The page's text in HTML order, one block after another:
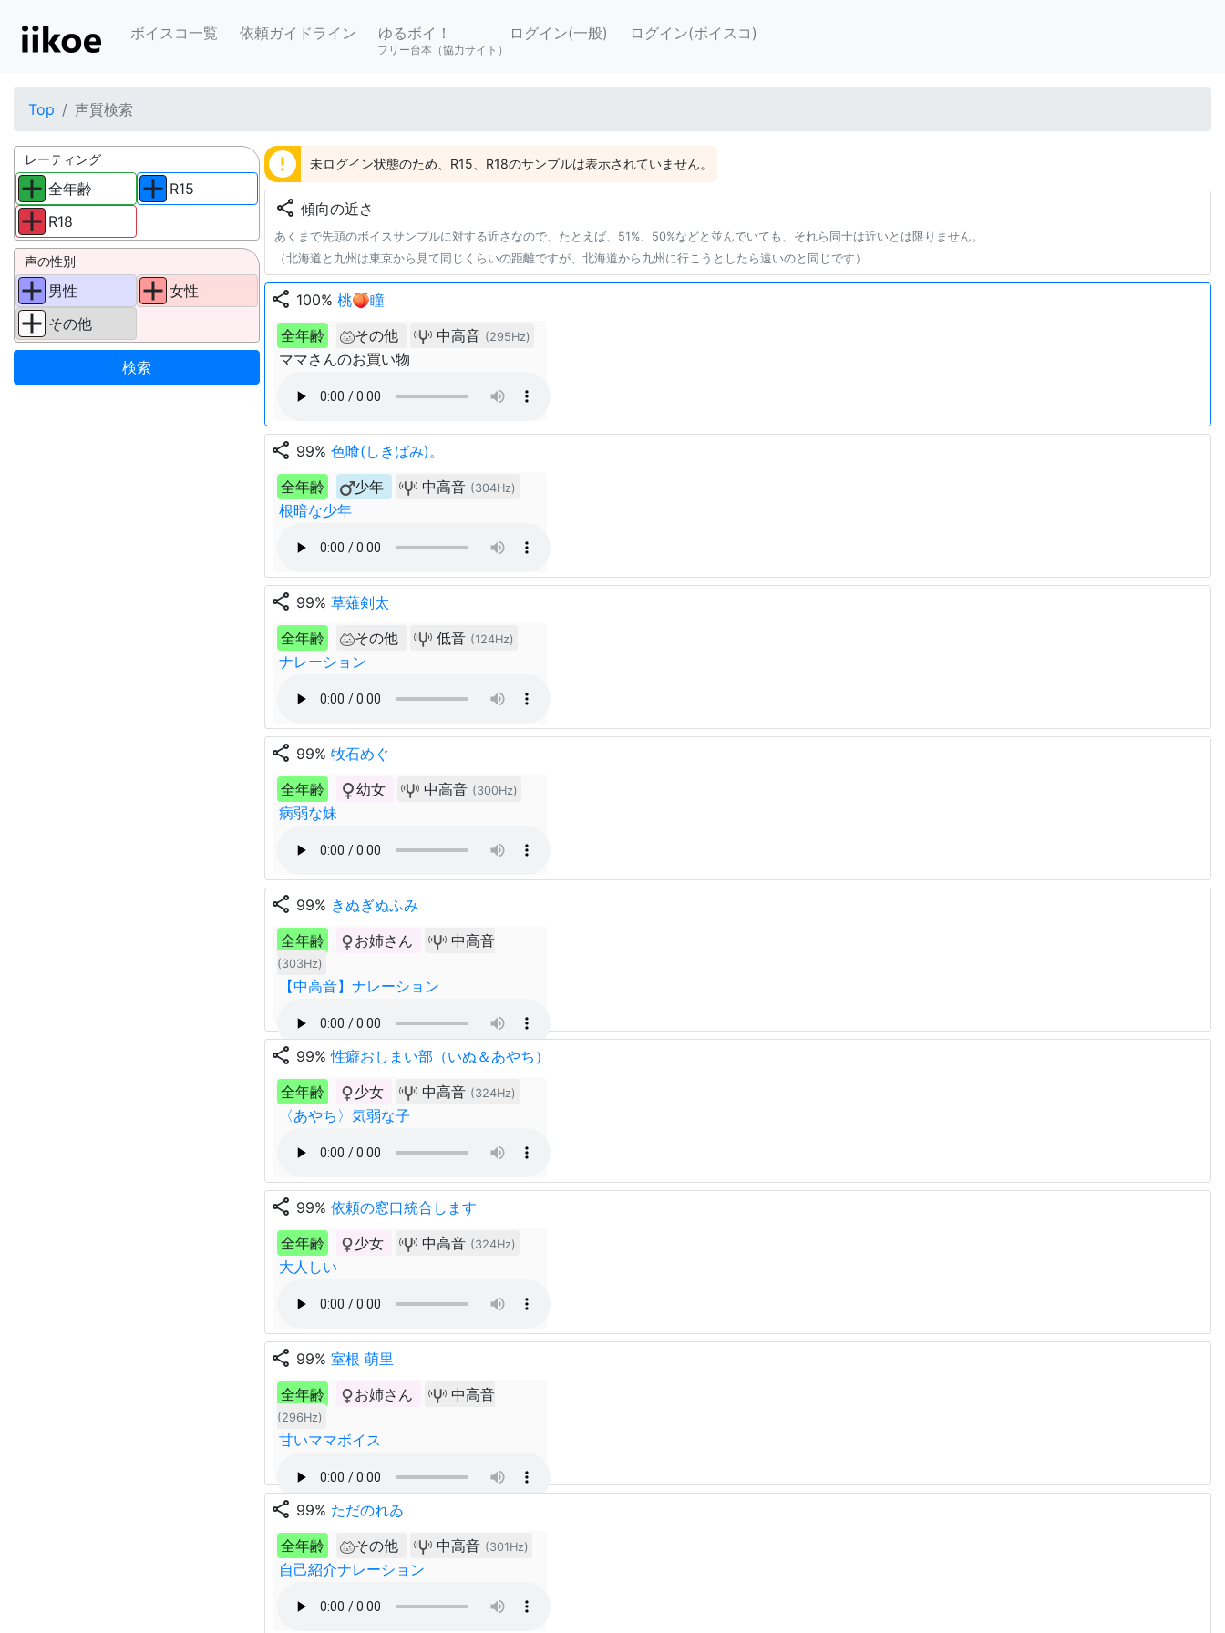
ボイスコ一覧 依頼ガイドライン ゆるボイ！
フリー台本（協力サイト）
ログイン(一般) ログイン(ボイスコ)
Top 声質検索
レーティング
全年齢
R18
R15
声の性別
男性
その他
女性
error 未ログイン状態のため、R15、R18のサンプルは表示されていません。
share 傾向の近さ
あくまで先頭のボイスサンプルに対する近さなので、たとえば、51%、50%などと並んでいても、それら同士は近いとは限りません。
（北海道と九州は東京から見て同じくらいの距離ですが、北海道から九州に行こうとしたら遠いのと同じです）
share 100% 桃🍑瞳
全年齢
その他 中高音 (295Hz)
ママさんのお買い物
share 99% 色喰(しきばみ)。
全年齢
少年 中高音 (304Hz)
根暗な少年
share 99% 草薙剣太
全年齢
その他 低音 (124Hz)
ナレーション
share 99% 牧石めぐ
全年齢
幼女 中高音 (300Hz)
病弱な妹
share 99% きぬぎぬふみ
全年齢
お姉さん 中高音
(303Hz)
【中高音】ナレーション
share 99%性癖おしまい部（いぬ＆あやち）
全年齢
少女 中高音 (324Hz)
〈あやち〉気弱な子
share 99% 依頼の窓口統合します
全年齢
少女 中高音 (324Hz)
大人しい
share 99% 室根 萌里
全年齢
お姉さん 中高音
(296Hz)
甘いママボイス
share 99% ただのれゐ
全年齢
その他 中高音 (301Hz)
自己紹介ナレーション